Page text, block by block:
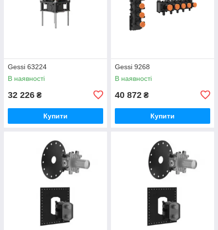
Gessi 63224
В наявності
32 226 ₴
Купити
Gessi 9268
В наявності
40 872 ₴
Купити